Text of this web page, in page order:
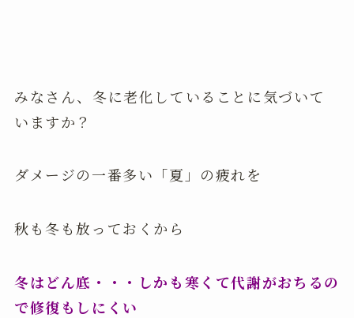
みなさん、冬に老化していることに気づいて
いますか？
ダメージの一番多い「夏」の疲れを
秋も冬も放っておくから
冬はどん底・・・しかも寒くて代謝がおちるの
で修復もしにくい